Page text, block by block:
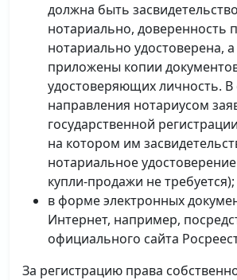
должна быть
нотариально, доверенность
нотариально удостоверена,
приложены копии
удостоверяющих личность. В
направления нотариусом
государственной
на котором им
нотариальное
купли-продажи не требуется);
в форме электронных
Интернет, например,
официального сайта
За регистрацию права